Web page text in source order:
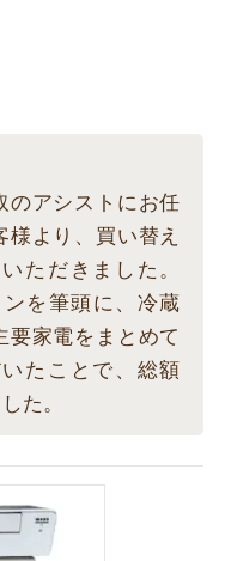
のアシストにお任
より、買い替え
ただきました。
を筆頭に、冷蔵
要家電をまとめて
たことで、総額
た。